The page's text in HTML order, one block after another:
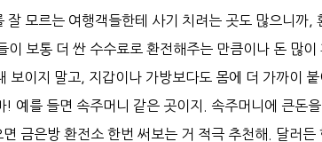
모르는 여행객들한테 사기 치려는 곳도 많으니까,
보통 더 싼 수수료로 환전해주는 만큼이나 돈 많이
이지 말고, 지갑이나 가방보다도 몸에 더 가까이 붙
예를 들면 속주머니 같은 곳이지. 속주머니에 큰돈을
금은방 환전소 한번 써보는 거 적극 추천해. 달러든